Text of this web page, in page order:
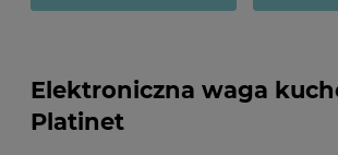
Elektroniczna waga
Platinet